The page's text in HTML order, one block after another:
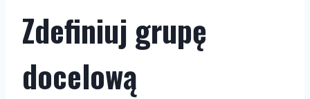
Zdefiniuj grupę
docelową